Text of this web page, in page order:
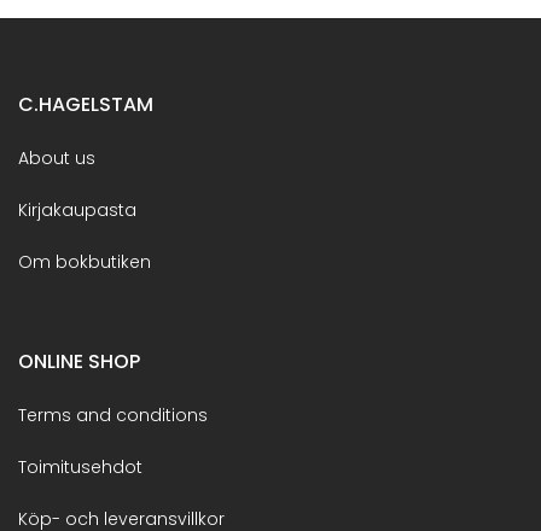
C.HAGELSTAM
About us
Kirjakaupasta
Om bokbutiken
ONLINE SHOP
Terms and conditions
Toimitusehdot
Köp- och leveransvillkor